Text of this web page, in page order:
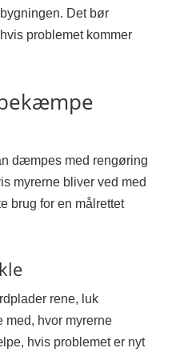
Det bør
problemet kommer
dæmpes med rengøring
myrerne bliver ved med
brug for en målrettet
rene, luk
hvor myrerne
hvis problemet er nyt